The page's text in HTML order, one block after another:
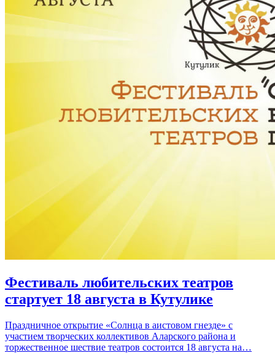
Фестиваль любительских театров
стартует 18 августа в Кутулике
Праздничное открытие «Солнца в аистовом гнезде» с
участием творческих коллективов Аларского района и
торжественное шествие театров состоится 18 августа на…